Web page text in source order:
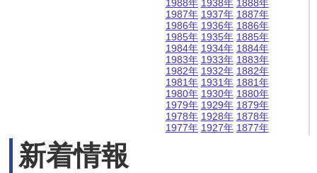
1988年
1987年
1986年
1985年
1984年
1983年
1982年
1981年
1980年
1979年
1978年
1977年
1938年
1937年
1936年
1935年
1934年
1933年
1932年
1931年
1930年
1929年
1928年
1927年
1888年
1887年
1886年
1885年
1884年
1883年
1882年
1881年
1880年
1879年
1878年
1877年
新着情報